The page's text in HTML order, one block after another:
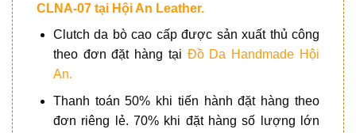
CLNA-07 tại Hội An Leather.
Clutch da bò cao cấp được sản xuất thủ công
theo đơn đặt hàng tại Đồ Da Handmade Hội
An.
Thanh toán 50% khi tiến hành đặt hàng theo
đơn riêng lẻ. 70% khi đặt hàng số lượng lớn